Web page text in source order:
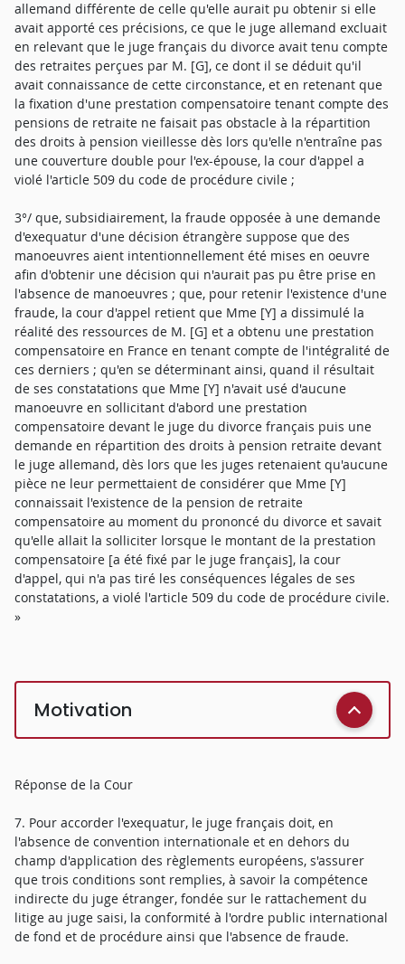
allemand différente de celle qu'elle aurait pu obtenir si elle
avait apporté ces précisions, ce que le juge allemand excluait
en relevant que le juge français du divorce avait tenu compte
des retraites perçues par M. [G], ce dont il se déduit qu'il
avait connaissance de cette circonstance, et en retenant que
la fixation d'une prestation compensatoire tenant compte des
pensions de retraite ne faisait pas obstacle à la répartition
des droits à pension vieillesse dès lors qu'elle n'entraîne pas
une couverture double pour l'ex-épouse, la cour d'appel a
violé l'article 509 du code de procédure civile ;
3°/ que, subsidiairement, la fraude opposée à une demande
d'exequatur d'une décision étrangère suppose que des
manoeuvres aient intentionnellement été mises en oeuvre
afin d'obtenir une décision qui n'aurait pas pu être prise en
l'absence de manoeuvres ; que, pour retenir l'existence d'une
fraude, la cour d'appel retient que Mme [Y] a dissimulé la
réalité des ressources de M. [G] et a obtenu une prestation
compensatoire en France en tenant compte de l'intégralité de
ces derniers ; qu'en se déterminant ainsi, quand il résultait
de ses constatations que Mme [Y] n'avait usé d'aucune
manoeuvre en sollicitant d'abord une prestation
compensatoire devant le juge du divorce français puis une
demande en répartition des droits à pension retraite devant
le juge allemand, dès lors que les juges retenaient qu'aucune
pièce ne leur permettaient de considérer que Mme [Y]
connaissait l'existence de la pension de retraite
compensatoire au moment du prononcé du divorce et savait
qu'elle allait la solliciter lorsque le montant de la prestation
compensatoire [a été fixé par le juge français], la cour
d'appel, qui n'a pas tiré les conséquences légales de ses
constatations, a violé l'article 509 du code de procédure civile.
»
Motivation
Réponse de la Cour
7. Pour accorder l'exequatur, le juge français doit, en
l'absence de convention internationale et en dehors du
champ d'application des règlements européens, s'assurer
que trois conditions sont remplies, à savoir la compétence
indirecte du juge étranger, fondée sur le rattachement du
litige au juge saisi, la conformité à l'ordre public international
de fond et de procédure ainsi que l'absence de fraude.